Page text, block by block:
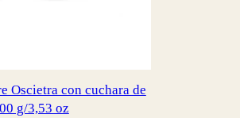
Oscietra con cuchara de
g/3,53 oz